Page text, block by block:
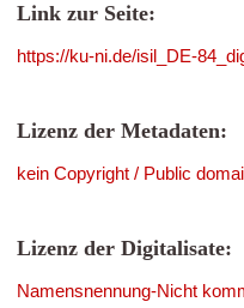
Link zur Seite:
https://ku-ni.de/isil_DE-
Lizenz der Metadaten:
kein Copyright / Public
Lizenz der Digitalisate:
Namensnennung-Nicht